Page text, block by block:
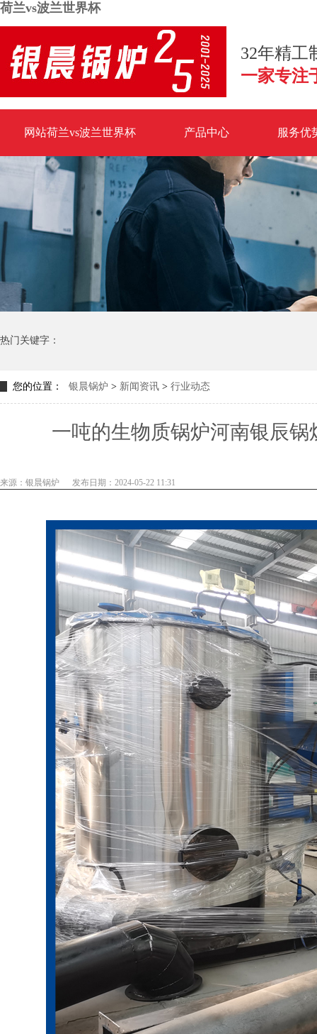
荷兰vs波兰世界杯
32年精
一家专注
网站荷兰vs波兰世界杯 产品中心 服务优
荷兰vs波兰世界杯
热门关键字：
您的位置： 银晨锅炉 > 新闻资讯 > 行业动态
一吨的生物质锅炉河南银辰
来源：银晨锅炉 发布日期：2024-05-22 11:31